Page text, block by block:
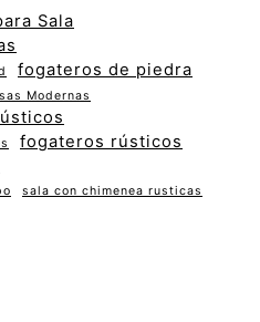
Sala
fogateros de piedra
Modernas
fogateros rústicos
sala con chimenea rusticas